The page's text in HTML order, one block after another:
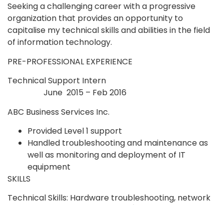
Seeking a challenging career with a progressive
organization that provides an opportunity to
capitalise my technical skills and abilities in the field
of information technology.
PRE-PROFESSIONAL EXPERIENCE
Technical Support Intern
June 2015 – Feb 2016
ABC Business Services Inc.
Provided Level 1 support
Handled troubleshooting and maintenance as
well as monitoring and deployment of IT
equipment
SKILLS
Technical Skills: Hardware troubleshooting, network